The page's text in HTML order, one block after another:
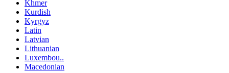
Khmer
Kurdish
Kyrgyz
Latin
Latvian
Lithuanian
Luxembou..
Macedonian